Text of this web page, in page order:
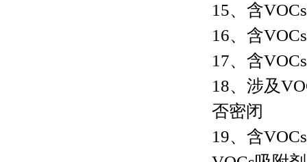
15、含
16、含
17、含
18、涉及
否密闭
19、含